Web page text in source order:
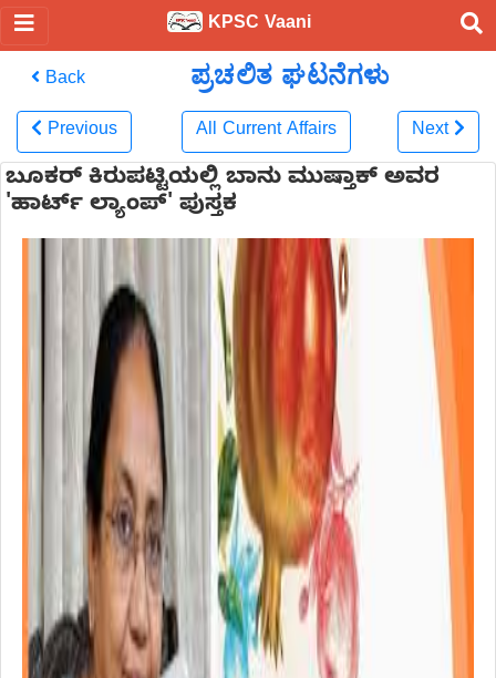
KPSC Vaani
Back ಪ್ರಚಲಿತ ಘಟನೆಗಳು
Previous All Current Affairs Next
ಬೂಕರ್ ಕಿರುಪಟ್ಟಿಯಲ್ಲಿ ಬಾನು ಮುಷ್ತಾಕ್ ಅವರ
'ಹಾರ್ಟ್ ಲ್ಯಾಂಪ್' ಪುಸ್ತಕ